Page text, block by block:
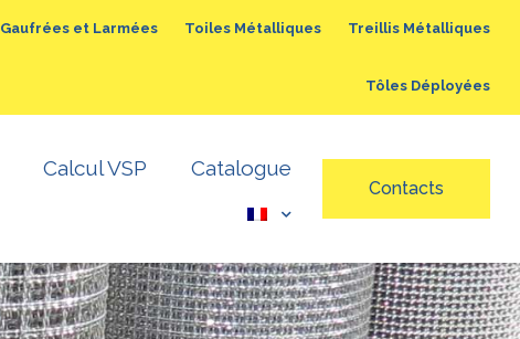
et Larmées Toiles Métalliques Treillis Métalliques
Tôles Déployées
Calcul VSP Catalogue
Contacts